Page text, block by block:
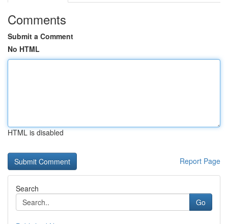
Comments
Submit a Comment
No HTML
HTML is disabled
Report Page
Search
Go